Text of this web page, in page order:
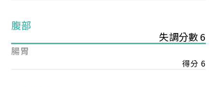
腹部
失調分數 6
腸胃
得分 6